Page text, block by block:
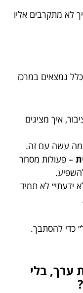
לא מתקרבים אליו
נמצאים במרכז
איך מציגים
עשה עם זה.
– פעולות מסחר
ידעתי״ לא תמיד
כדי להסתבך.
ערך, בלי